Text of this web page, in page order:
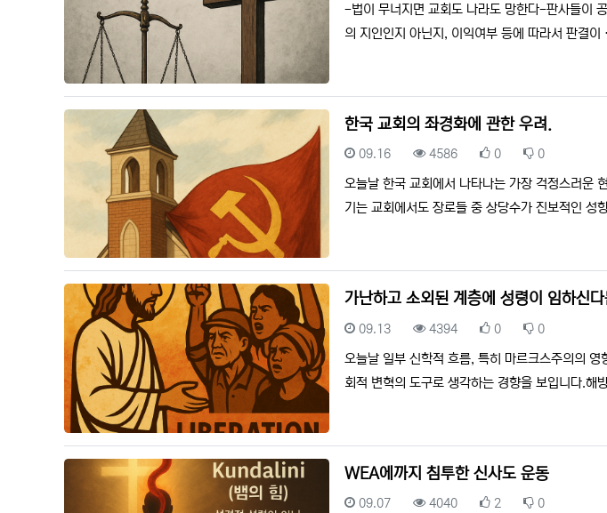
-법이 무너지면 교회도 나라도 망한다-판사들이
의 지인인지 아닌지, 이익여부 등에 따라서 판결
한국 교회의 좌경화에 관한 우려.
등록일
09.16 조회
4586 추천
0 비추천
0
오늘날 한국 교회에서 나타나는 가장 걱정스러운
기는 교회에서도 장로들 중 상당수가 진보적인 성
가난하고 소외된 계층에 성령이 임하신
등록일
09.13 조회
4394 추천
0 비추천
0
오늘날 일부 신학적 흐름, 특히 마르크스주의의
회적 변혁의 도구로 생각하는 경향을 보입니다.해
WEA에까지 침투한 신사도 운동
등록일
09.07 조회
4040 추천
2 비추천
0